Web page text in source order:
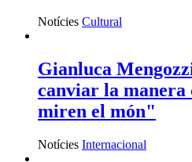
Notícies Cultural
Gianluca
canviar la manera
miren el món"
Notícies Internacional